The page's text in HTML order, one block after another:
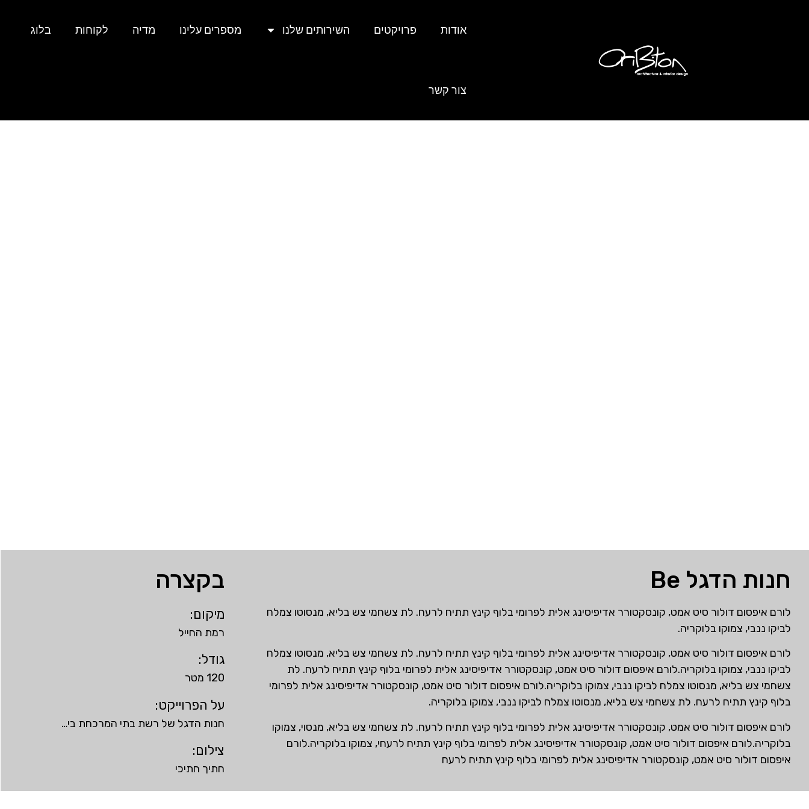
אודות פרויקטים השירותים שלנו מספרים עלינו מדיה לקוחות בלוג
צור קשר
חנות הדגל Be
לורם איפסום דולור סיט אמט, קונסקטורר אדיפיסינג אלית לפרומי בלוף קינץ תתיח לרעח. לת צשחמי צש בליא, מנסוטו צמלח
לביקו ננבי, צמוקו בלוקריה.
לורם איפסום דולור סיט אמט, קונסקטורר אדיפיסינג אלית לפרומי בלוף קינץ תתיח לרעח. לת צשחמי צש בליא, מנסוטו צמלח
לביקו ננבי, צמוקו בלוקריה.לורם איפסום דולור סיט אמט, קונסקטורר אדיפיסינג אלית לפרומי בלוף קינץ תתיח לרעח. לת
צשחמי צש בליא, מנסוטו צמלח לביקו ננבי, צמוקו בלוקריה.לורם איפסום דולור סיט אמט, קונסקטורר אדיפיסינג אלית לפרומי
בלוף קינץ תתיח לרעח. לת צשחמי צש בליא, מנסוטו צמלח לביקו ננבי, צמוקו בלוקריה.
לורם איפסום דולור סיט אמט, קונסקטורר אדיפיסינג אלית לפרומי בלוף קינץ תתיח לרעח. לת צשחמי צש בליא, מנסוי, צמוקו
בלוקריה.לורם איפסום דולור סיט אמט, קונסקטורר אדיפיסינג אלית לפרומי בלוף קינץ תתיח לרעחי, צמוקו בלוקריה.לורם
איפסום דולור סיט אמט, קונסקטורר אדיפיסינג אלית לפרומי בלוף קינץ תתיח לרעח
בקצרה
מיקום:
רמת החייל
גודל:
120 מטר
על הפרוייקט:
חנות הדגל של רשת בתי המרכחת בי…
צילום:
חתיך חתיכי